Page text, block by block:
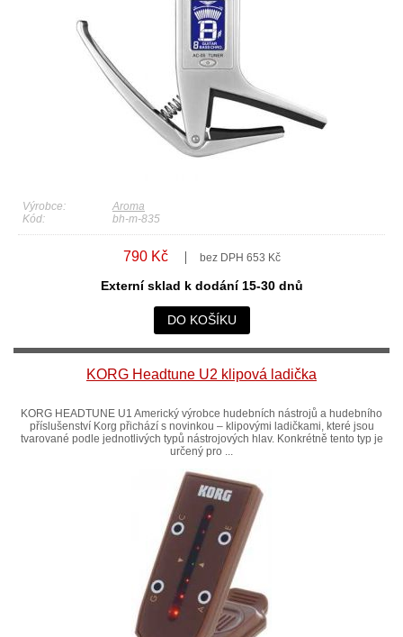
Výrobce:
Aroma
Kód:
bh-m-835
790 Kč bez DPH 653 Kč
Externí sklad k dodání 15-30 dnů
DO KOŠÍKU
KORG Headtune U2 klipová ladička
KORG HEADTUNE U1 Americký výrobce hudebních nástrojů a hudebního
příslušenství Korg přichází s novinkou – klipovými ladičkami, které jsou
tvarované podle jednotlivých typů nástrojových hlav. Konkrétně tento typ je
určený pro ...